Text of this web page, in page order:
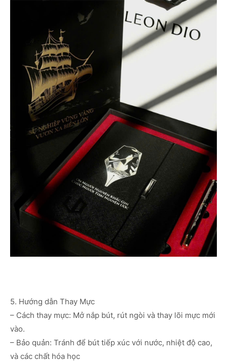
5. Hướng dẫn Thay Mực
– Cách thay mực: Mở nắp bút, rút ngòi và thay lõi mực mới
vào.
– Bảo quản: Tránh để bút tiếp xúc với nước, nhiệt độ cao,
và các chất hóa học